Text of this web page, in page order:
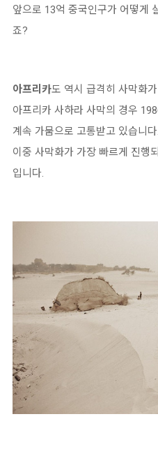
앞으로 13억 중국인구가 어떻게
죠?
아프리카도 역시 급격히 사막화
아프리카 사하라 사막의 경우
계속 가뭄으로 고통받고 있습니다.
이중 사막화가 가장 빠르게 진행
입니다.